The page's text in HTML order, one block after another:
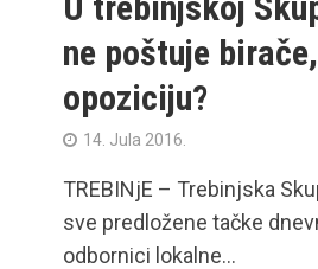
ne poštuje
opoziciju?
14. Jula 2016.
TREBINjE – Trebinjska
sve predložene tačke
odbornici lokalne...